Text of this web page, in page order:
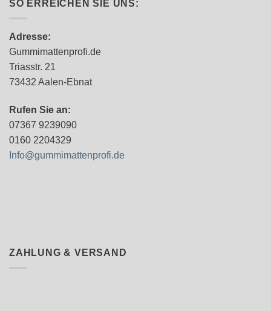
SO ERREICHEN SIE UNS:
Adresse:
Gummimattenprofi.de
Triasstr. 21
73432 Aalen-Ebnat
Rufen Sie an:
07367 9239090
0160 2204329
Info@gummimattenprofi.de
ZAHLUNG & VERSAND